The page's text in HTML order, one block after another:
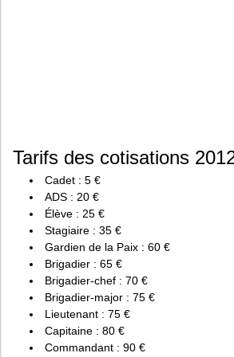
Tarifs des cotisations
Cadet : 5 €
ADS : 20 €
Élève : 25 €
Stagiaire : 35 €
Gardien de la Paix : 60 €
Brigadier : 65 €
Brigadier-chef : 70 €
Brigadier-major : 75 €
Lieutenant : 75 €
Capitaine : 80 €
Commandant : 90 €